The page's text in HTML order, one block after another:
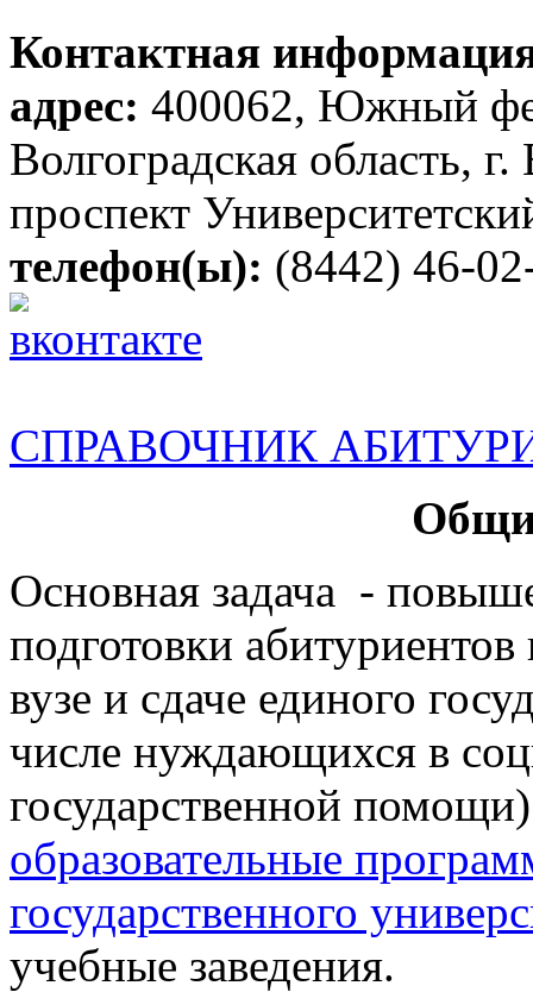
Контактная
адрес: 400062, Южный
Волгоградская область, г.
проспект
телефон(ы): (8442) 46-
СПРАВОЧНИК
Основная задача -
подготовки
вузе и сдаче единого
числе нуждающихся в
государственной
образовательные
государственного
учебные заведения.